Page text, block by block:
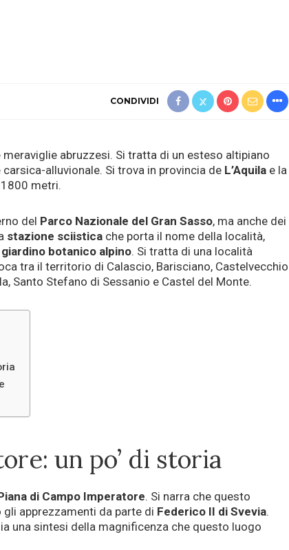
CONDIVIDI
abruzzesi. Si tratta di un esteso altipiano
alluvionale. Si trova in provincia de L’Aquila e la
metri.
del Parco Nazionale del Gran Sasso, ma anche dei
stazione sciistica che porta il nome della località,
giardino botanico alpino. Si tratta di una località
tra il territorio di Calascio, Barisciano, Castelvecchio
Santo Stefano di Sessanio e Castel del Monte.
un po’ di storia
di Campo Imperatore. Si narra che questo
apprezzamenti da parte di Federico II di Svevia.
una sintesi della magnificenza che questo luogo